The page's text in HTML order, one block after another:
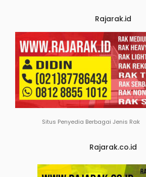
Rajarak.id
Situs Penyedia Berbagai Jenis Rak
Rajarak.co.id